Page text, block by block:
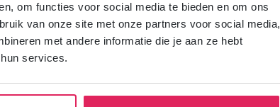
om functies voor social media te bieden en om ons
van onze site met onze partners voor social media,
met andere informatie die je aan ze hebt
services.
gastouderopvang via gastouderbureau 4Kids?
vrijblijvend de 4Kids brochure voor ouders aan en
in je mailbox.
aanvragen